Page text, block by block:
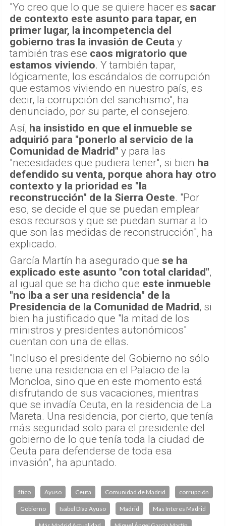
"Yo creo que lo que se quiere hacer es sacar
de contexto este asunto para tapar, en
primer lugar, la incompetencia del
gobierno tras la invasión de Ceuta y
también tras ese caos migratorio que
estamos viviendo. Y también tapar,
lógicamente, los escándalos de corrupción
que estamos viviendo en nuestro país, es
decir, la corrupción del sanchismo", ha
denunciado, por su parte, el consejero.
Así, ha insistido en que el inmueble se
adquirió para "ponerlo al servicio de la
Comunidad de Madrid" y para las
"necesidades que pudiera tener", si bien ha
defendido su venta, porque ahora hay otro
contexto y la prioridad es "la
reconstrucción" de la Sierra Oeste. "Por
eso, se decide el que se puedan emplear
esos recursos y que se puedan sumar a lo
que son las medidas de reconstrucción", ha
explicado.
García Martín ha asegurado que se ha
explicado este asunto "con total claridad",
al igual que se ha dicho que este inmueble
"no iba a ser una residencia" de la
Presidencia de la Comunidad de Madrid, si
bien ha justificado que "la mitad de los
ministros y presidentes autonómicos"
cuentan con una de ellas.
"Incluso el presidente del Gobierno no sólo
tiene una residencia en el Palacio de la
Moncloa, sino que en este momento está
disfrutando de sus vacaciones, mientras
que se invadía Ceuta, en la residencia de La
Mareta. Una residencia, por cierto, que tenía
más seguridad solo para el presidente del
gobierno de lo que tenía toda la ciudad de
Ceuta para defenderse de toda esa
invasión", ha apuntado.
ático Ayuso Ceuta Comunidad de Madrid corrupción
Gobierno Isabel Díaz Ayuso Madrid Mas Interes Madrid